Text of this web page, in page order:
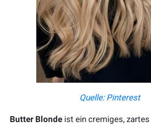
Quelle: Pinterest
Butter Blonde ist ein cremiges,